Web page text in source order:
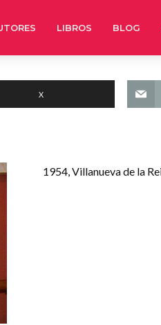
LIBROS BLOG
X
1954, Villanueva de la